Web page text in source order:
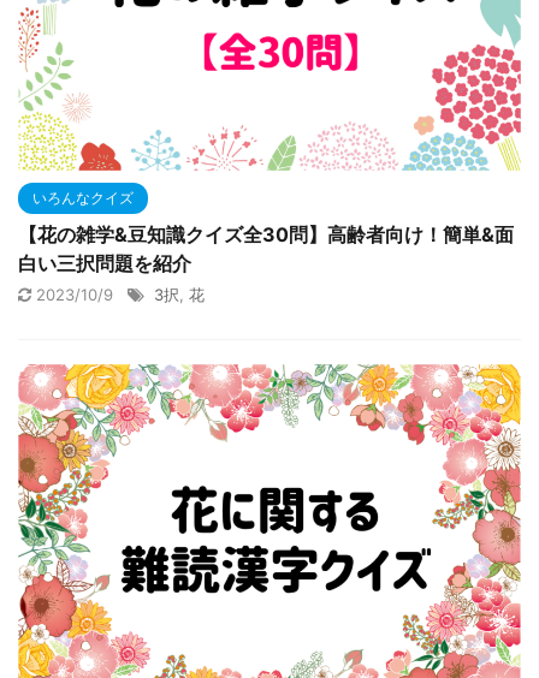
いろんなクイズ
【花の雑学&豆知識クイズ全30問】高齢者向け！簡単&面
白い三択問題を紹介
2023/10/9 3択 花